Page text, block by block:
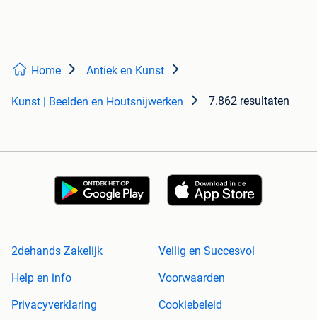
Home Antiek en Kunst
Kunst | Beelden en Houtsnijwerken 7.862 resultaten
2dehands Zakelijk
Veilig en Succesvol
Help en info
Voorwaarden
Privacyverklaring
Cookiebeleid